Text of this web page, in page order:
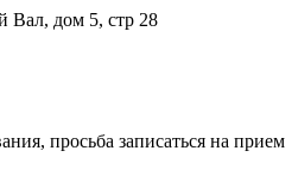
Вал, дом 5, стр 28
просьба записаться на прием